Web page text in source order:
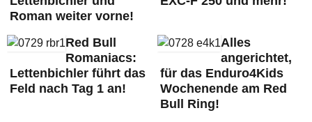
Roman weiter vorne!
Red Bull
Romaniacs:
Lettenbichler führt das
Feld nach Tag 1 an!
Alles
angerichtet,
für das Enduro4Kids
Wochenende am Red
Bull Ring!